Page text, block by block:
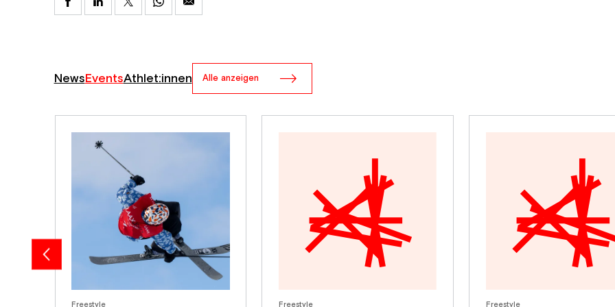
NewsEventsAthlet:innen Alle anzeigen
Freestyle Freestyle Freestyle